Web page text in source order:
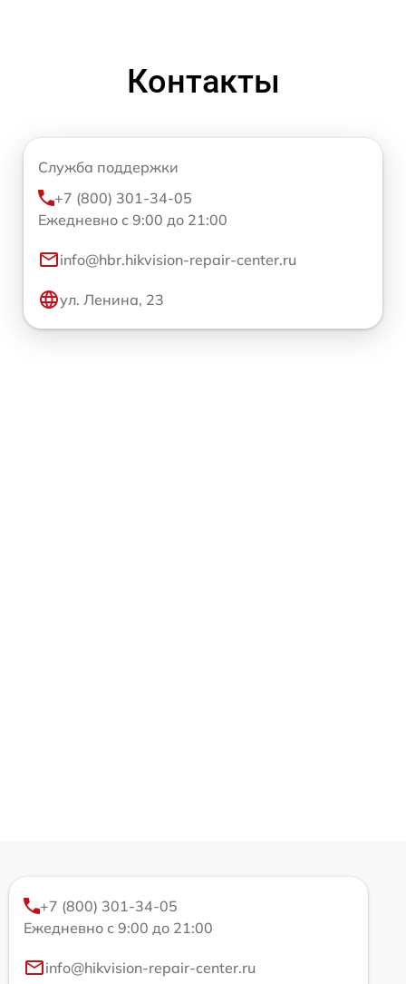
Контакты
Служба поддержки
+7 (800) 301-34-05
Ежедневно с 9:00 до 21:00
info@hbr.hikvision-repair-center.ru
ул. Ленина, 23
+7 (800) 301-34-05
Ежедневно с 9:00 до 21:00
info@hikvision-repair-center.ru